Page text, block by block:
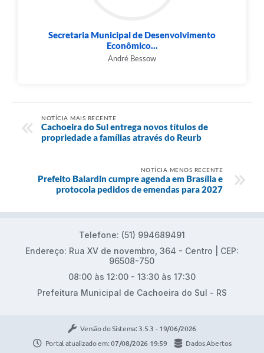
Secretaria Municipal de Desenvolvimento
Econômico...
André Bessow
NOTÍCIA MAIS RECENTE
Cachoeira do Sul entrega novos títulos de
propriedade a famílias através do Reurb
NOTÍCIA MENOS RECENTE
Prefeito Balardin cumpre agenda em Brasília e
protocola pedidos de emendas para 2027
Telefone: (51) 994689491
Endereço: Rua XV de novembro, 364 - Centro | CEP:
96508-750
08:00 às 12:00 - 13:30 às 17:30
Prefeitura Municipal de Cachoeira do Sul - RS
Versão do Sistema: 3.5.3 - 19/06/2026
Portal atualizado em:07/08/2026 19:59 Dados Abertos